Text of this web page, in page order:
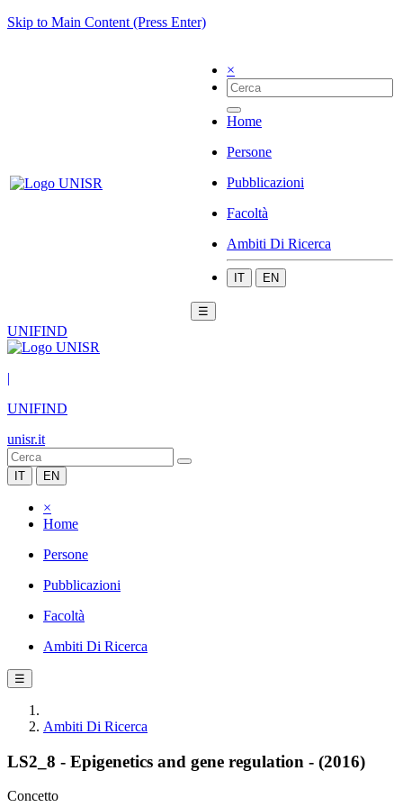
Skip to Main Content (Press Enter)
×
Home
Persone
Pubblicazioni
Facoltà
Ambiti Di Ricerca
IT EN
☰
UNIFIND
|
UNIFIND
unisr.it
IT EN
×
Home
Persone
Pubblicazioni
Facoltà
Ambiti Di Ricerca
☰
Ambiti Di Ricerca
LS2_8 - Epigenetics and gene regulation - (2016)
Concetto